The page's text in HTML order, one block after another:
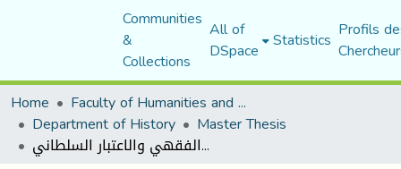
Communities
&
Collections
All of
DSpace Statistics Profils
Home
Faculty of Humanities and Social Sciences
Department of History Master Thesis
الدين والمواطنة في الغرب الاسلامي بين النظر الفقهي والاعتبار السلطاني